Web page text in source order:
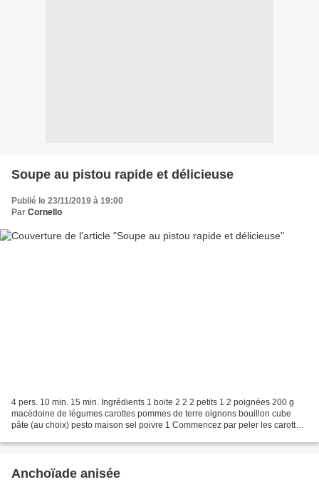
Soupe au pistou rapide et délicieuse
Publié le 23/11/2019 à 19:00
Par Cornello
4 pers. 10 min. 15 min. Ingrédients 1 boite 2 2 2 petits 1 2 poignées 200 g
macédoine de légumes carottes pommes de terre oignons bouillon cube
pâte (au choix) pesto maison sel poivre 1 Commencez par peler les carottes,
Anchoïade anisée